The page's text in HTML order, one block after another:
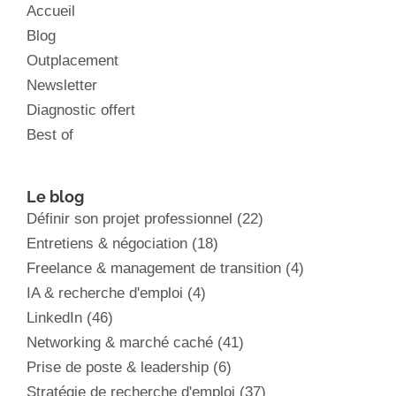
Accueil
Blog
Outplacement
Newsletter
Diagnostic offert
Best of
Le blog
Définir son projet professionnel (22)
Entretiens & négociation (18)
Freelance & management de transition (4)
IA & recherche d'emploi (4)
LinkedIn (46)
Networking & marché caché (41)
Prise de poste & leadership (6)
Stratégie de recherche d'emploi (37)